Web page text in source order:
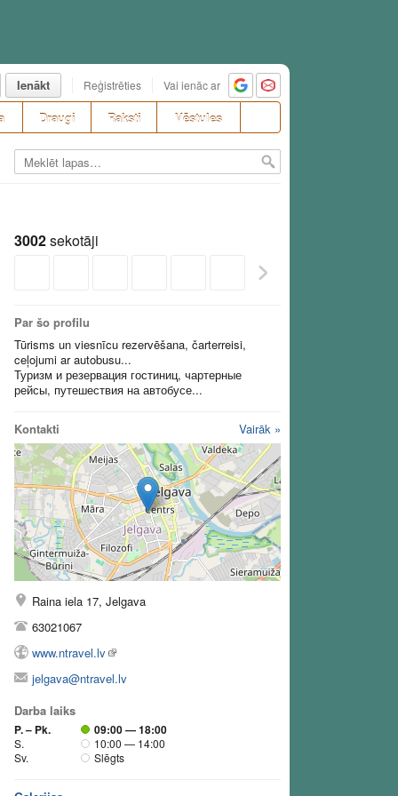
Ienākt Reģistrēties Vai ienāc ar
Draugi Raksti Vēstules
3002sekotāji
Par šo profilu
Tūrisms un viesnīcu rezervēšana, čarterreisi,
ceļojumi ar autobusu...
Туризм и резервация гостиниц, чартерные
рейсы, путешествия на автобусе...
Kontakti Vairāk »
Raina iela 17, Jelgava
63021067
www.ntravel.lv
jelgava@ntravel.lv
Darba laiks
P. – Pk. 09:00 — 18:00
S.
10:00 — 14:00
Sv.
Slēgts